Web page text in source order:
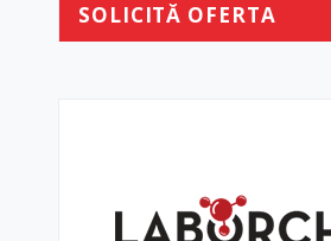
SOLICITĂ OFERTA